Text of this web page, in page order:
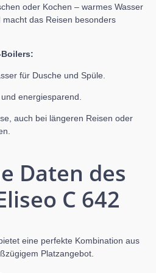
oder Kochen – warmes Wasser
das Reisen besonders
Boilers:
für Dusche und Spüle.
energiesparend.
auch bei längeren Reisen oder
Daten des
C 642
eine perfekte Kombination aus
Platzangebot.